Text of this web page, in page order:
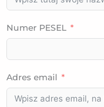
Numer PESEL
Adres email